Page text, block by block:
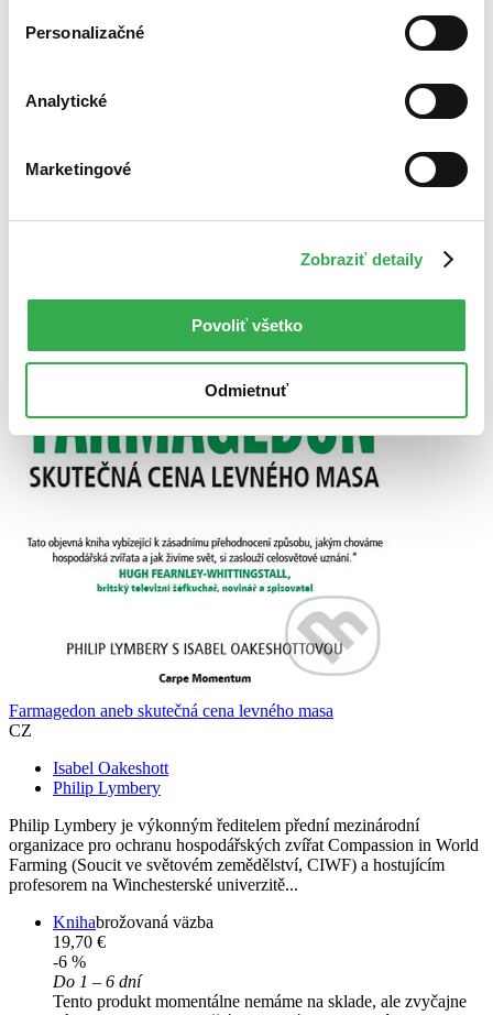
Personalizačné
Analytické
Marketingové
Zobraziť detaily
Povoliť všetko
Odmietnuť
Použité filtre
Farmagedon aneb skutečná cena levného masa
CZ
Isabel Oakeshott
Philip Lymbery
Philip Lymbery je výkonným ředitelem přední mezinárodní
organizace pro ochranu hospodářských zvířat Compassion in World
Farming (Soucit ve světovém zemědělství, CIWF) a hostujícím
profesorem na Winchesterské univerzitě...
Knihabrožovaná väzba
19,70 €
-6 %
Do 1 – 6 dní
Tento produkt momentálne nemáme na sklade, ale zvyčajne